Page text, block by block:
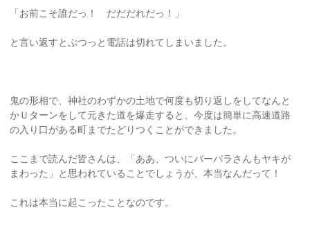
「お前こそ誰だっ！ だだだれだっ！」
と言い返すとぷつっと電話は切れてしまいました。
鬼の形相で、神社のわずかの土地で何度も切り返しをしてなんと
かＵターンをして元きた道を爆走すると、今度は簡単に高速道路
の入り口がある町までたどりつくことができました。
ここまで読んだ皆さんは、「ああ、ついにバーバラさんもヤキが
まわった」と思われていることでしょうが、本当なんだって！
これは本当に起こったことなのです。